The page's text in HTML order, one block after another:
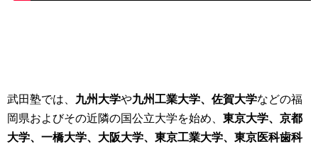
武田塾では、 九州大学や九州工業大学、 佐賀大学などの福
岡県およびその近隣の国公立大学を始め、 東京大学、京都
大学、一橋大学、大阪大学、 東京工業大学、東京医科歯科